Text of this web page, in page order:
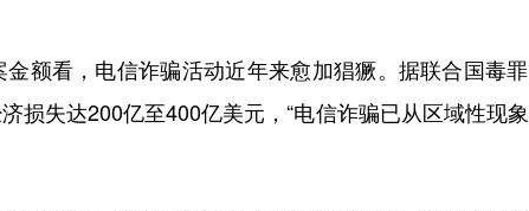
看，电信诈骗活动近年来愈加猖獗。据联合国毒
损失达200亿至400亿美元，“电信诈骗已从区域性现